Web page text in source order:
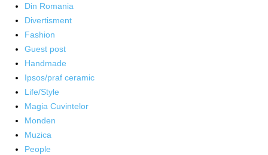
Din Romania
Divertisment
Fashion
Guest post
Handmade
Ipsos/praf ceramic
Life/Style
Magia Cuvintelor
Monden
Muzica
People